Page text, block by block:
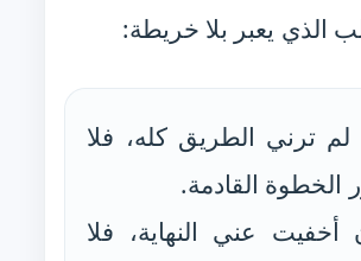
الذي يعبر بلا خريطة:
ترني الطريق كله، فلا
الخطوة القادمة.
عني النهاية، فلا